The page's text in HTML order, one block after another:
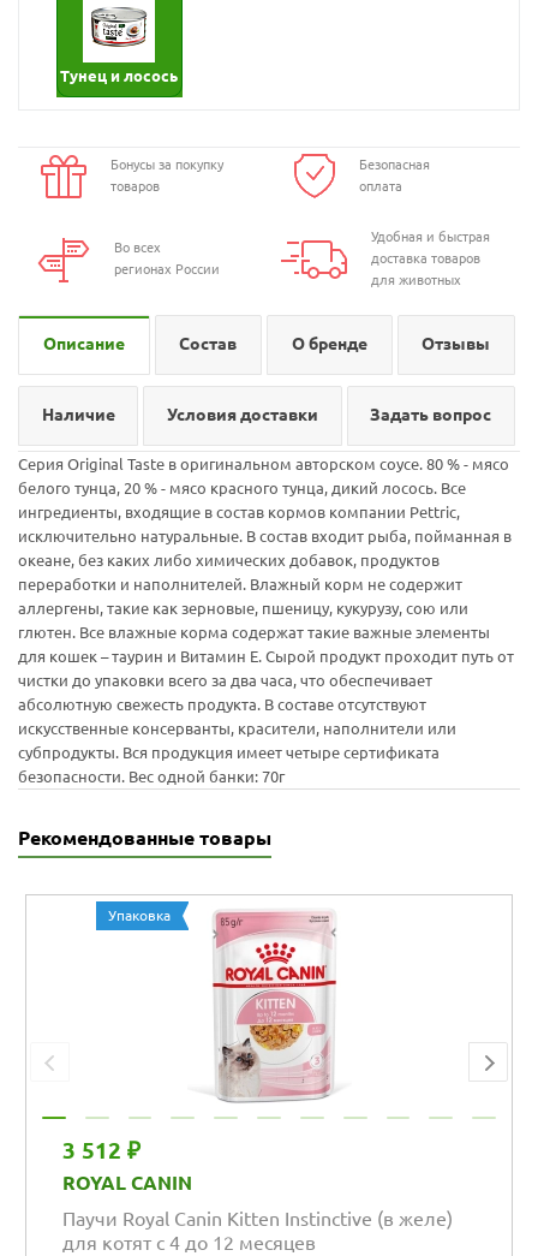
Тунец и лосось
Бонусы за покупку
товаров
Безопасная
оплата
Во всех
регионах России
Удобная и быстрая
доставка товаров
для животных
Описание Состав О бренде Отзывы
Наличие Условия доставки Задать вопрос
Серия Original Taste в оригинальном авторском соусе. 80 % - мясо
белого тунца, 20 % - мясо красного тунца, дикий лосось. Все
ингредиенты, входящие в состав кормов компании Pettric,
исключительно натуральные. В состав входит рыба, пойманная в
океане, без каких либо химических добавок, продуктов
переработки и наполнителей. Влажный корм не содержит
аллергены, такие как зерновые, пшеницу, кукурузу, сою или
глютен. Все влажные корма содержат такие важные элементы
для кошек – таурин и Витамин Е. Сырой продукт проходит путь от
чистки до упаковки всего за два часа, что обеспечивает
абсолютную свежесть продукта. В составе отсутствуют
искусственные консерванты, красители, наполнители или
субпродукты. Вся продукция имеет четыре сертификата
безопасности. Вес одной банки: 70г
Рекомендованные товары
Упаковка
3 512 ₽
ROYAL CANIN
Паучи Royal Canin Kitten Instinctive (в желе)
для котят с 4 до 12 месяцев